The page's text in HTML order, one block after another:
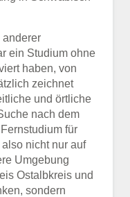
ein Studium ohne
haben, von
zeichnet
und örtliche
nach dem
für
nicht nur auf
Umgebung
Ostalbkreis und
sondern